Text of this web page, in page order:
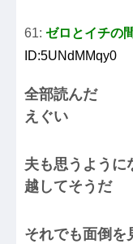
61: ゼロとイチの
ID:5UNdMMqy0
全部読んだ
えぐい
夫も思うように
越してそうだ
それでも面倒を